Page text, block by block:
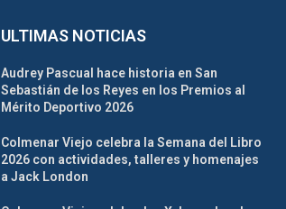
ULTIMAS NOTICIAS
Audrey Pascual hace historia en San
Sebastián de los Reyes en los Premios al
Mérito Deportivo 2026
Colmenar Viejo celebra la Semana del Libro
2026 con actividades, talleres y homenajes
a Jack London